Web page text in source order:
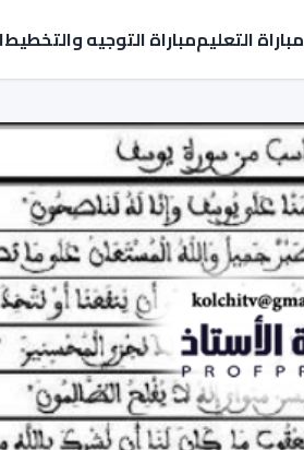
مباراة التعليممباراة التوجيه والتخطيط